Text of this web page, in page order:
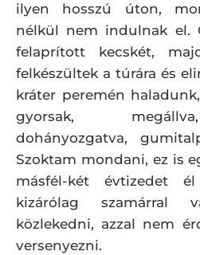
ilyen hosszú úton,
nélkül nem indulnak el.
felaprított kecskét,
felkészültek a túrára és
kráter peremén
gyorsak,
dohányozgatva,
Szoktam mondani, ez is
másfél-két évtizedet
kizárólag szamárral
közlekedni, azzal nem
versenyezni.